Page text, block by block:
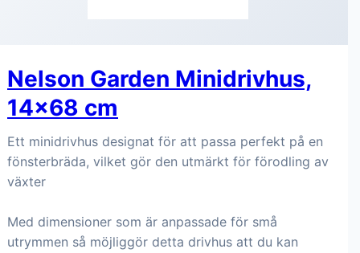
Nelson Garden Minidrivhus,
14x68 cm
Ett minidrivhus designat för att passa perfekt på en
fönsterbräda, vilket gör den utmärkt för förodling av
växter
Med dimensioner som är anpassade för små
utrymmen så möjliggör detta drivhus att du kan